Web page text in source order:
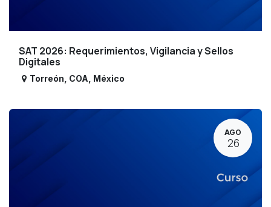
SAT 2026: Requerimientos, Vigilancia y Sellos
Digitales
Torreón COA México
AGO
26